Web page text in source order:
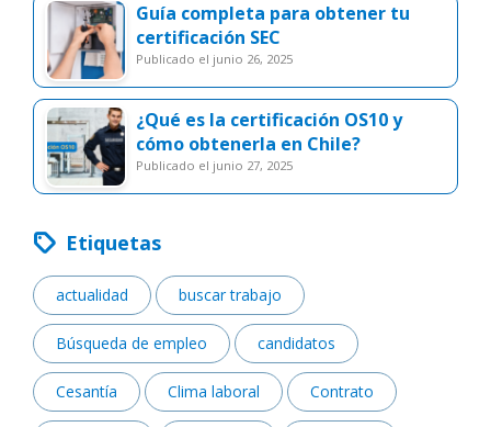
Guía completa para obtener tu
certificación SEC
publicado el junio 26, 2025
¿Qué es la certificación OS10 y
cómo obtenerla en Chile?
publicado el junio 27, 2025
Etiquetas
actualidad buscar trabajo
Búsqueda de empleo candidatos
Cesantía Clima laboral Contrato